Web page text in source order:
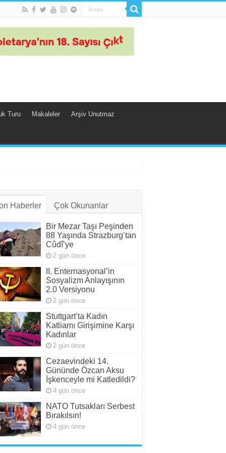
Turu Makaleler Arşiv Unutmaz
Haberler Çok Okunanlar
Bir Mezar Taşı Peşinden
88 Yaşında Strazburg’tan
Cûdî’ye
2 gün önce
II. Enternasyonal’in
Sosyalizm Anlayışının
2.0 Versiyonu
2 gün önce
Stuttgart’ta Kadın
Katliamı Girişimine Karşı
Kadınlar
2 gün önce
Cezaevindeki 14.
Gününde Özcan Aksu
İşkenceyle mi Katledildi?
4 gün önce
NATO Tutsakları Serbest
Bırakılsın!
4 gün önce